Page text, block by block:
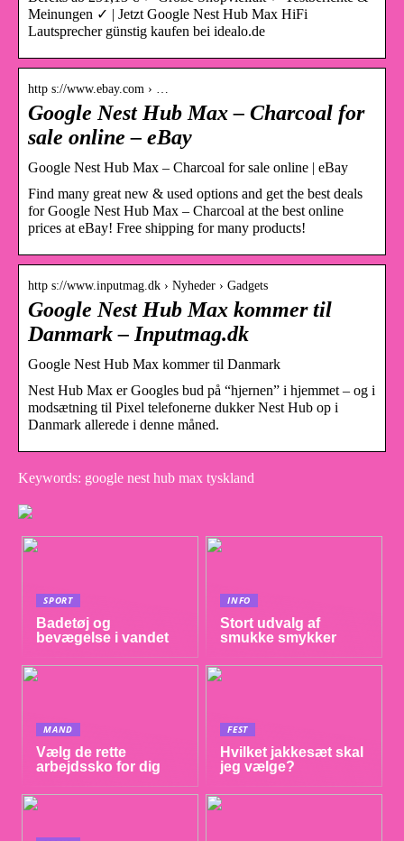
Meinungen ✓ | Jetzt Google Nest Hub Max HiFi
Lautsprecher günstig kaufen bei idealo.de
http s://www.ebay.com › …
Google Nest Hub Max – Charcoal for
sale online – eBay
Google Nest Hub Max – Charcoal for sale online | eBay
Find many great new & used options and get the best deals
for Google Nest Hub Max – Charcoal at the best online
prices at eBay! Free shipping for many products!
http s://www.inputmag.dk › Nyheder › Gadgets
Google Nest Hub Max kommer til
Danmark – Inputmag.dk
Google Nest Hub Max kommer til Danmark
Nest Hub Max er Googles bud på “hjernen” i hjemmet – og i
modsætning til Pixel telefonerne dukker Nest Hub op i
Danmark allerede i denne måned.
Keywords: google nest hub max tyskland
SPORT
Badetøj og
bevægelse i vandet
INFO
Stort udvalg af
smukke smykker
MAND
Vælg de rette
arbejdssko for dig
FEST
Hvilket jakkesæt skal
jeg vælge?